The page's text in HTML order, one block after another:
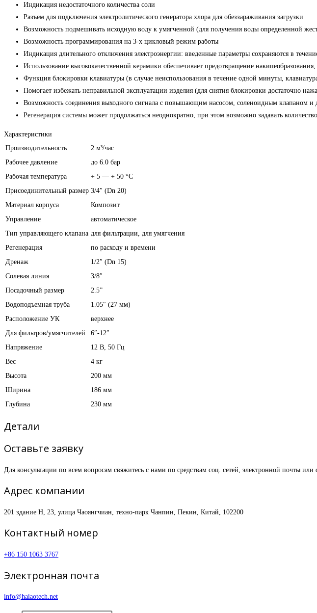
Индикация недостаточного количества соли
Разъем для подключения электролитического генератора хлора для обеззараживания загрузки
Возможность подмешивать исходную воду к умягченной (для получения воды определенной
Возможность программирования на 3-х цикловый режим работы
Индикация длительного отключения электроэнергии: введенные параметры сохраняются в
Использование высококачественной керамики обеспечивает предотвращение
Функция блокировки клавиатуры (в случае неиспользования в течение одной минуты,
Помогает избежать неправильной эксплуатации изделия (для снятия блокировки достаточно
Возможность соединения выходного сигнала с повышающим насосом, соленоидным клапаном и
Регенерация системы может продолжаться неоднократно, при этом возможно задавать
Характеристики
Производительность
2 м³/час
Рабочее давление
до 6.0 бар
Рабочая температура
+ 5 — + 50 °С
Присоединительный размер 3/4″ (Dn 20)
Материал корпуса
Композит
Управление
автоматическое
Тип управляющего клапана для фильтрации, для умягчения
Регенерация
по расходу и времени
Дренаж
1/2″ (Dn 15)
Солевая линия
3/8″
Посадочный размер
2.5”
Водоподъемная труба
1.05″ (27 мм)
Расположение УК
верхнее
Для фильтров/умягчителей
6″-12″
Напряжение
12 В, 50 Гц
Вес
4 кг
Высота
200 мм
Ширина
186 мм
Глубина
230 мм
Детали
Оставьте заявку
Для консультации по всем вопросам свяжитесь с нами по средствам соц. сетей, электронной почты или
Адрес компании
201 здание H, 23, улица Чаоянгчиан, техно-парк Чанпин, Пекин, Китай, 102200
Контактный номер
+86 150 1063 3767
Электронная почта
info@haiaotech.net